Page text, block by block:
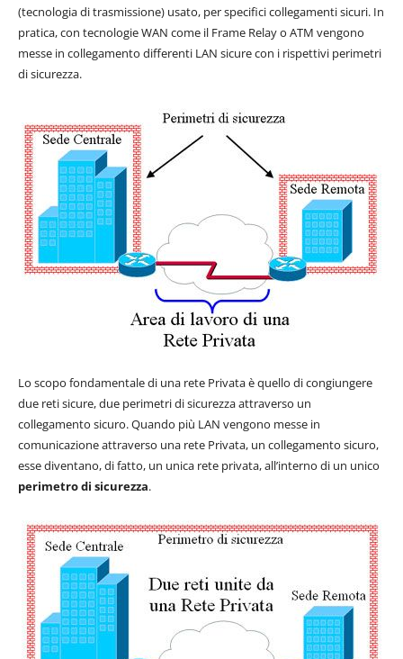
(tecnologia di trasmissione) usato, per specifici collegamenti sicuri. In
pratica, con tecnologie WAN come il Frame Relay o ATM vengono
messe in collegamento differenti LAN sicure con i rispettivi perimetri
di sicurezza.
Lo scopo fondamentale di una rete Privata è quello di congiungere
due reti sicure, due perimetri di sicurezza attraverso un
collegamento sicuro. Quando più LAN vengono messe in
comunicazione attraverso una rete Privata, un collegamento sicuro,
esse diventano, di fatto, un unica rete privata, all’interno di un unico
perimetro di sicurezza.